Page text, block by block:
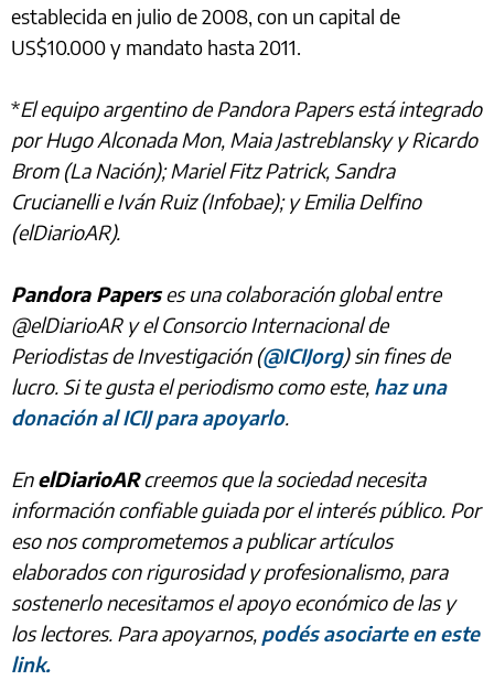
establecida en julio de 2008, con un capital de
US$10.000 y mandato hasta 2011.
*El equipo argentino de Pandora Papers está integrado
por Hugo Alconada Mon, Maia Jastreblansky y Ricardo
Brom (La Nación); Mariel Fitz Patrick, Sandra
Crucianelli e Iván Ruiz (Infobae); y Emilia Delfino
(elDiarioAR).
Pandora Paperses una colaboración global entre
@elDiarioAR y el Consorcio Internacional de
Periodistas de Investigación (@ICIJorg) sin fines de
lucro. Si te gusta el periodismo como este, haz una
donación al ICIJ para apoyarlo.
EnelDiarioARcreemos que la sociedad necesita
información confiable guiada por el interés público. Por
eso nos comprometemos a publicar artículos
elaborados con rigurosidad y profesionalismo, para
sostenerlo necesitamos el apoyo económico de las y
los lectores. Para apoyarnos, podés asociarte en este
link.